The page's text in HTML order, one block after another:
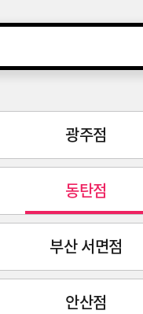
광주점
동탄점
부산 서면점
안산점